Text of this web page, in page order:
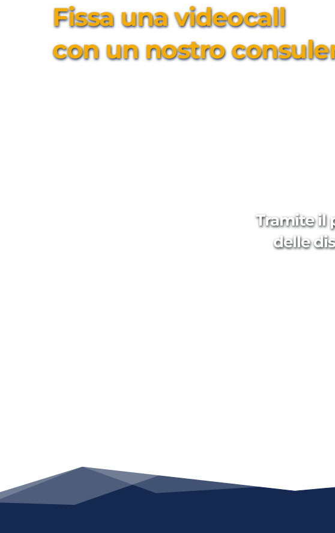
Fissa una videocall
con un nostro
Tramite il
delle